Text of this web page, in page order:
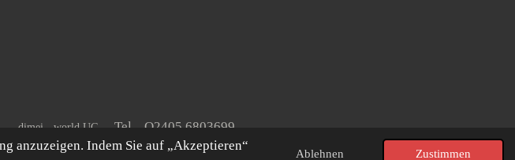
anzuzeigen. Indem Sie auf „Akzeptieren“
Ablehnen Zustimmen
dimei - world UG Tel. O2405 6803699